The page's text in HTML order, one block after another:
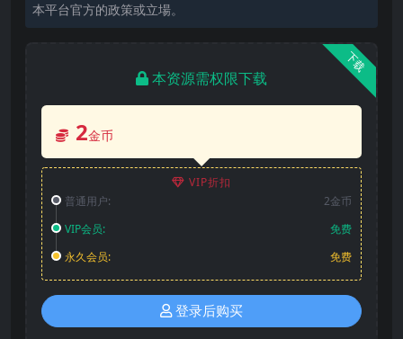
本平台官方的政策或立場。
下载
本资源需权限下载
2金币
VIP折扣
普通用户:
2金币
VIP会员:
免费
永久会员:
免费
登录后购买